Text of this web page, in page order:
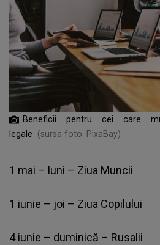
Beneficii pentru cei care
legale
(sursa foto: PixaBay)
1 mai – luni – Ziua Muncii
1 iunie – joi – Ziua Copilului
4 iunie – duminică – Rusalii